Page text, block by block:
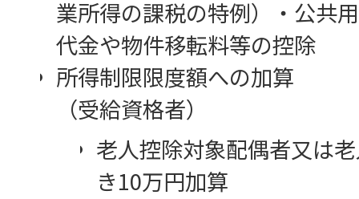
業所得の課税の特例）・公共
代金や物件移転料等の控除
所得制限限度額への加算
（受給資格者）
老人控除対象配偶者又は
き10万円加算